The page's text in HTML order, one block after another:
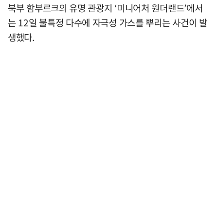
북부 함부르크의 유명 관광지 ‘미니어처 원더랜드’에서
는 12일 불특정 다수에 자극성 가스를 뿌리는 사건이 발
생했다.